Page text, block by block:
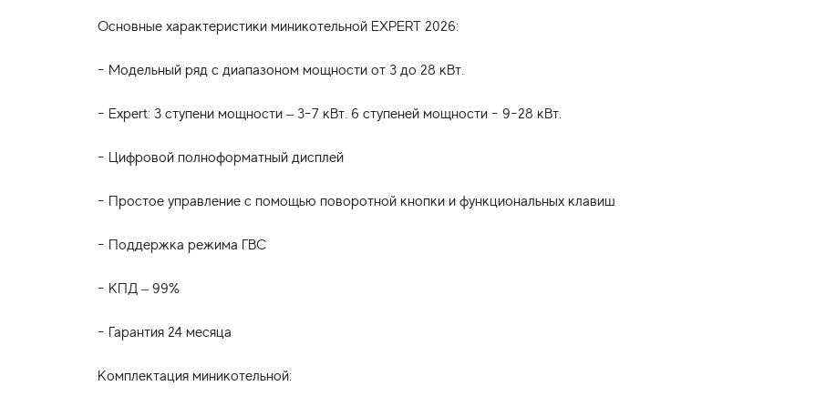
Основные характеристики миникотельной EXPERT 2026:
- Модельный ряд с диапазоном мощности от 3 до 28 кВт.
- Expert: 3 ступени мощности – 3-7 кВт. 6 ступеней мощности - 9-28 кВт.
- Цифровой полноформатный дисплей
- Простое управление с помощью поворотной кнопки и функциональных клавиш
- Поддержка режима ГВС
- КПД – 99%
- Гарантия 24 месяца
Комплектация миникотельной: